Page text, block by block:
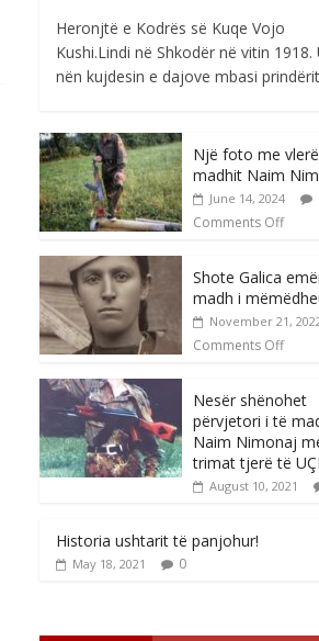
Heronjtë e Kodrës së Kuqe Vojo
Kushi.Lindi në Shkodër në vitin 1918.
nën kujdesin e dajove mbasi prindërit
Një foto me
madhit Naim
June 14, 2024
Comments Off
Shote Galica
madh i
November 21,
Comments Off
Nesër shënohet
përvjetori i të
Naim Nimonaj
trimat tjerë të
August 10, 2021
Historia ushtarit të panjohur!
May 18, 2021 0